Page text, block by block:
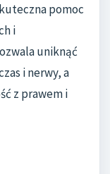
pomoc
i
uniknąć
i nerwy, a
z prawem i